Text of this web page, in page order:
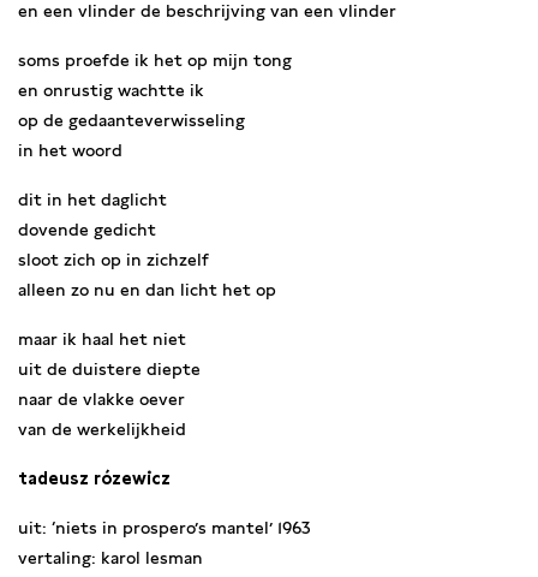
en een vlinder de beschrijving van een vlinder
soms proefde ik het op mijn tong
en onrustig wachtte ik
op de gedaanteverwisseling
in het woord
dit in het daglicht
dovende gedicht
sloot zich op in zichzelf
alleen zo nu en dan licht het op
maar ik haal het niet
uit de duistere diepte
naar de vlakke oever
van de werkelijkheid
tadeusz rózewicz
uit: ‘niets in prospero’s mantel’ 1963
vertaling: karol lesman